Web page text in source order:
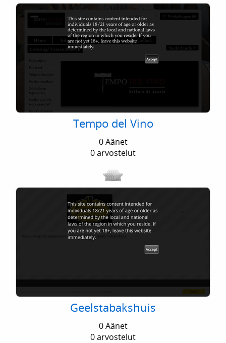
Tempo del Vino
0 Äänet
0 arvostelut
Geelstabakshuis
0 Äänet
0 arvostelut